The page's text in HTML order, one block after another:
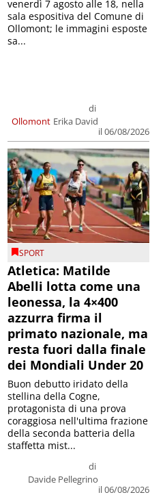
Ollomont
di
Erika David
il 06/08/2026
venerdì 7 agosto alle 18, nella
sala espositiva del Comune di
Ollomont; le immagini esposte
sa...
SPORT
Atletica: Matilde
Abelli lotta come una
leonessa, la 4×400
azzurra firma il
primato nazionale, ma
resta fuori dalla finale
dei Mondiali Under 20
di
Davide Pellegrino
il 06/08/2026
Buon debutto iridato della
stellina della Cogne,
protagonista di una prova
coraggiosa nell'ultima frazione
della seconda batteria della
staffetta mist...